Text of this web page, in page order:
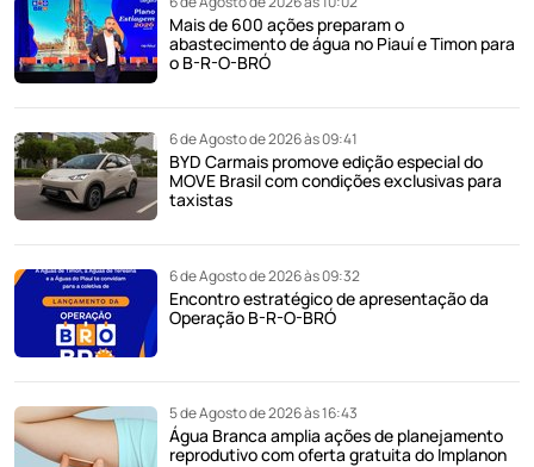
Mais de 600 ações preparam o
abastecimento de água no Piauí e Timon para
o B-R-O-BRÓ
6 de Agosto de 2026 às 09:41
BYD Carmais promove edição especial do
MOVE Brasil com condições exclusivas para
taxistas
6 de Agosto de 2026 às 09:32
Encontro estratégico de apresentação da
Operação B-R-O-BRÓ
5 de Agosto de 2026 às 16:43
Água Branca amplia ações de planejamento
reprodutivo com oferta gratuita do Implanon